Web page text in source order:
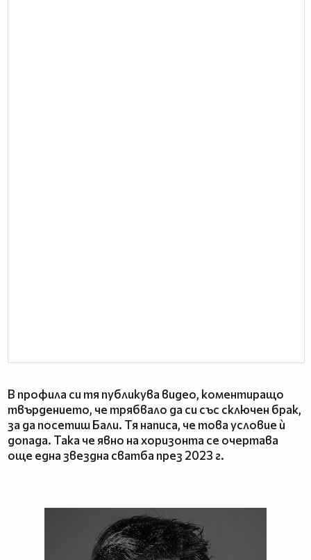
В профила си тя публикува видео, коментиращо
твърдението, че трябвало да си със сключен брак,
за да посетиш Бали. Тя написа, че това условие ѝ
допада. Така че явно на хоризонта се очертава
още една звездна сватба през 2023 г.